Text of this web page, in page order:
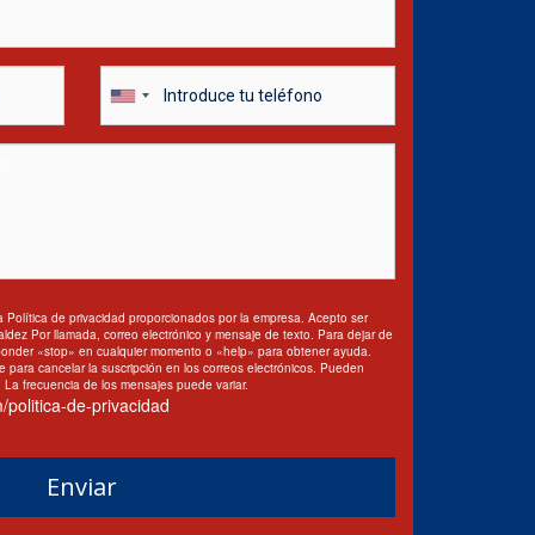
Política de privacidad proporcionados por la empresa. Acepto ser
Por llamada, correo electrónico y mensaje de texto. Para dejar de
«stop» en cualquier momento o «help» para obtener ayuda.
para cancelar la suscripción en los correos electrónicos. Pueden
frecuencia de los mensajes puede variar.
politica-de-privacidad
Enviar